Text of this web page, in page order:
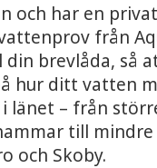
och har en
från
brevlåda, så
hur ditt vatten
länet – från
till
och Skoby.